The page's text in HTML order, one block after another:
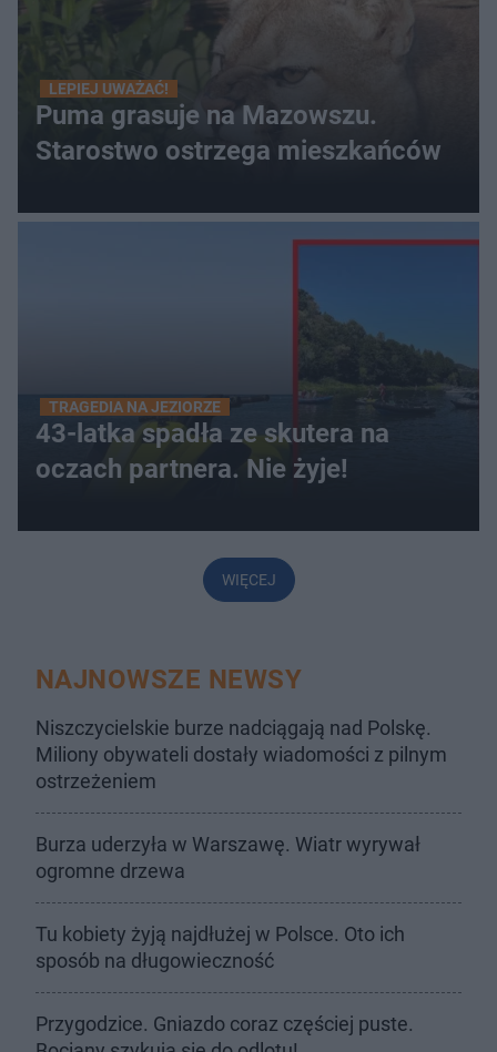
LEPIEJ UWAŻAĆ!
Puma grasuje na Mazowszu.
Starostwo ostrzega mieszkańców
TRAGEDIA NA JEZIORZE
43-latka spadła ze skutera na
oczach partnera. Nie żyje!
WIĘCEJ
NAJNOWSZE NEWSY
Niszczycielskie burze nadciągają nad Polskę.
Miliony obywateli dostały wiadomości z pilnym
ostrzeżeniem
Burza uderzyła w Warszawę. Wiatr wyrywał
ogromne drzewa
Tu kobiety żyją najdłużej w Polsce. Oto ich
sposób na długowieczność
Przygodzice. Gniazdo coraz częściej puste.